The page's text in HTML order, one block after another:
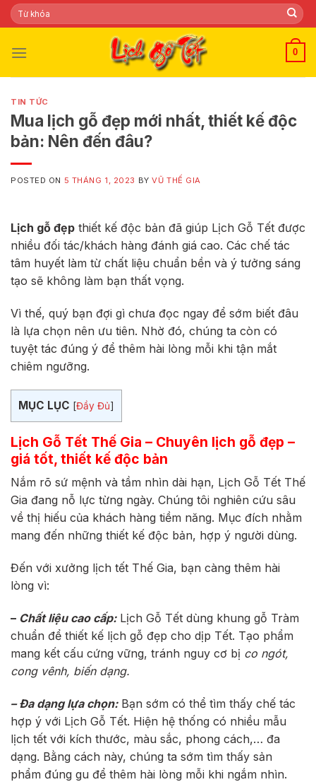
Skip
to
Tìm
kiếm:
0
TIN TỨC
Mua lịch gỗ đẹp mới nhất, thiết kế độc
bản: Nên đến đâu?
POSTED ON 5 THÁNG 1, 2023 BYVŨ THẾ GIA
Lịch gỗ đẹp thiết kế độc bản đã giúp Lịch Gỗ Tết được
nhiều đối tác/khách hàng đánh giá cao. Các chế tác
tâm huyết làm từ chất liệu chuẩn bền và ý tưởng sáng
tạo sẽ không làm bạn thất vọng.
Vì thế, quý bạn đợi gì chưa đọc ngay để sớm biết đâu
là lựa chọn nên ưu tiên. Nhờ đó, chúng ta còn có
tuyệt tác đúng ý để thêm hài lòng mỗi khi tận mắt
chiêm ngưỡng.
MỤC LỤC [Đầy Đủ]
Lịch Gỗ Tết Thế Gia – Chuyên lịch gỗ đẹp –
giá tốt, thiết kế độc bản
Nắm rõ sứ mệnh và tầm nhìn dài hạn, Lịch Gỗ Tết Thế
Gia đang nỗ lực từng ngày. Chúng tôi nghiên cứu sâu
về thị hiếu của khách hàng tiềm năng. Mục đích nhằm
mang đến những thiết kế độc bản, hợp ý người dùng.
Đến với xưởng lịch tết Thế Gia, bạn càng thêm hài
lòng vì:
– Chất liệu cao cấp:Lịch Gỗ Tết dùng khung gỗ Tràm
chuẩn để thiết kế lịch gỗ đẹp cho dịp Tết. Tạo phẩm
mang kết cấu cứng vững, tránh nguy cơ bị co ngót,
cong vênh, biến dạng.
– Đa dạng lựa chọn:Bạn sớm có thể tìm thấy chế tác
hợp ý với Lịch Gỗ Tết. Hiện hệ thống có nhiều mẫu
lịch tết với kích thước, màu sắc, phong cách,… đa
dạng. Bằng cách này, chúng ta sớm tìm thấy sản
phẩm đúng gu để thêm hài lòng mỗi khi ngắm nhìn.